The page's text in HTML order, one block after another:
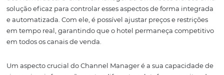
Além disso, a utilização do Channel Manager da
permite que os hotéis ajustem suas tarifas e
tempo real, garantindo que as ofertas sejam sempre
competitivas e visíveis nos principais canais de venda.
tempo em que oferecem experiências inesquecíveis aos